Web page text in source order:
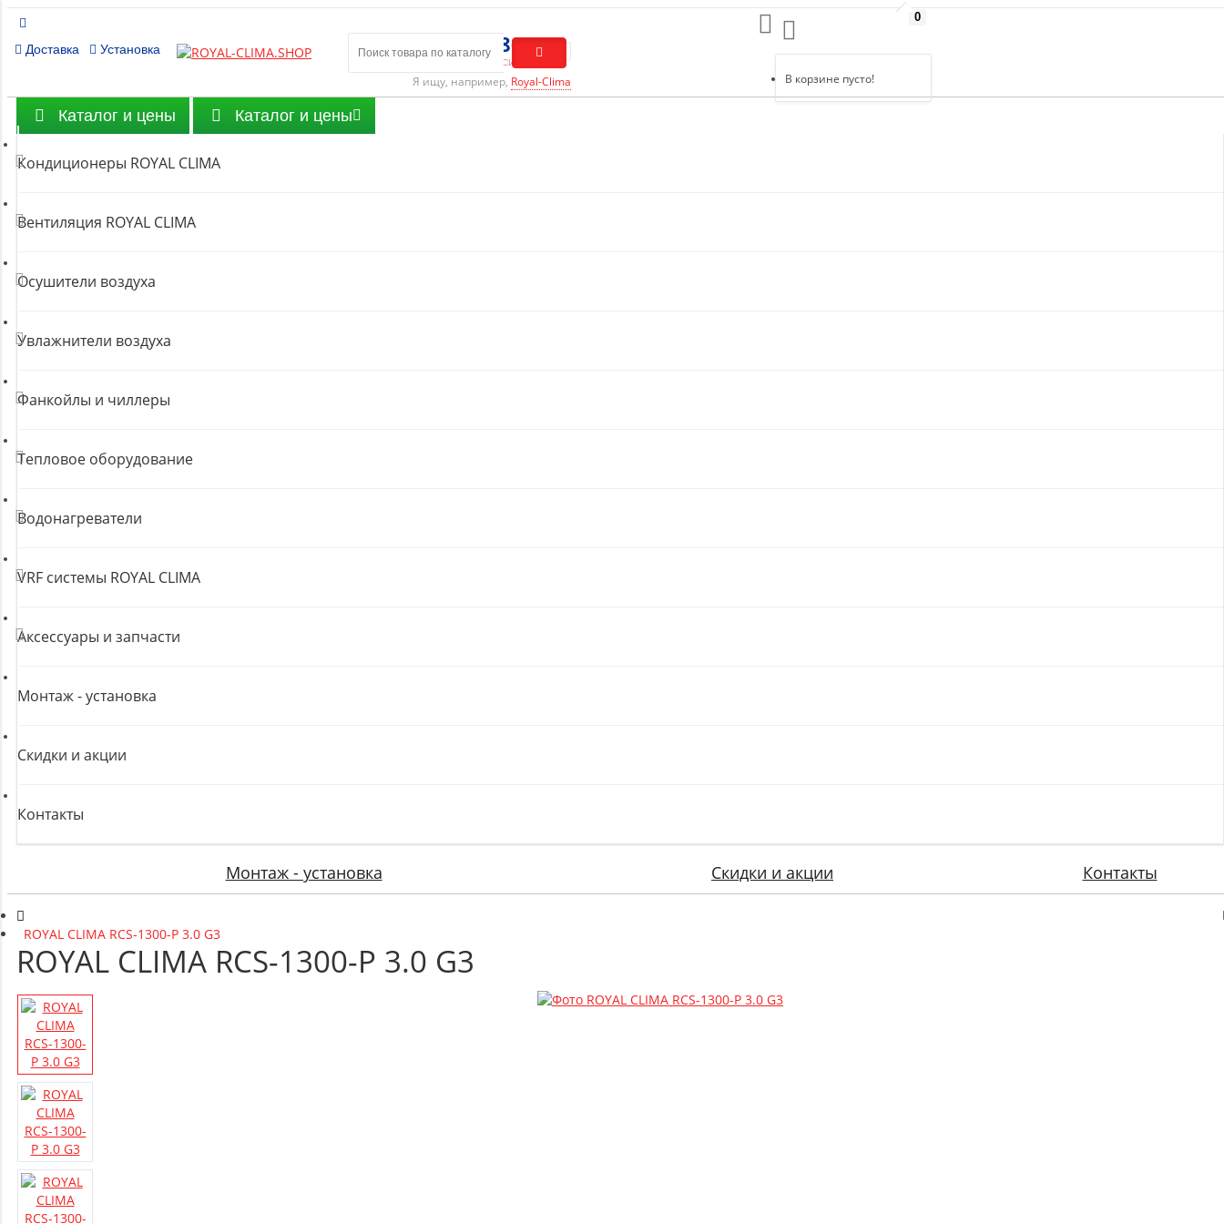
Доставка Установка 8 (800) 301-01-86
Бесплатный звонок по России
Я ищу, например, Royal-Clima
0
В корзине пусто!
Каталог и цены Каталог и цены
Кондиционеры ROYAL CLIMA
Вентиляция ROYAL CLIMA
Осушители воздуха
Увлажнители воздуха
Фанкойлы и чиллеры
Тепловое оборудование
Водонагреватели
VRF системы ROYAL CLIMA
Аксессуары и запчасти
Монтаж - установка
Скидки и акции
Контакты
Монтаж - установка Скидки и акции Контакты
ROYAL CLIMA RCS-1300-P 3.0 G3
ROYAL CLIMA RCS-1300-P 3.0 G3